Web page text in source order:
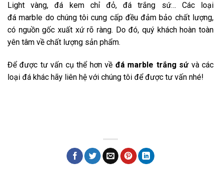
Light vàng, đá kem chỉ đỏ, đá trắng sứ… Các loại
đá marble do chúng tôi cung cấp đều đảm bảo chất lượng,
có nguồn gốc xuất xứ rõ ràng. Do đó, quý khách hoàn toàn
yên tâm về chất lượng sản phẩm.
Để được tư vấn cụ thể hơn về đá marble trắng sứvà các
loại đá khác hãy liên hệ với chúng tôi để được tư vấn nhé!